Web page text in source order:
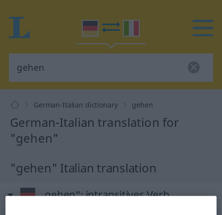
German-Italian dictionary gehen
German-Italian translation for
"gehen"
"gehen" Italian translation
„gehen“: intransitives Verb